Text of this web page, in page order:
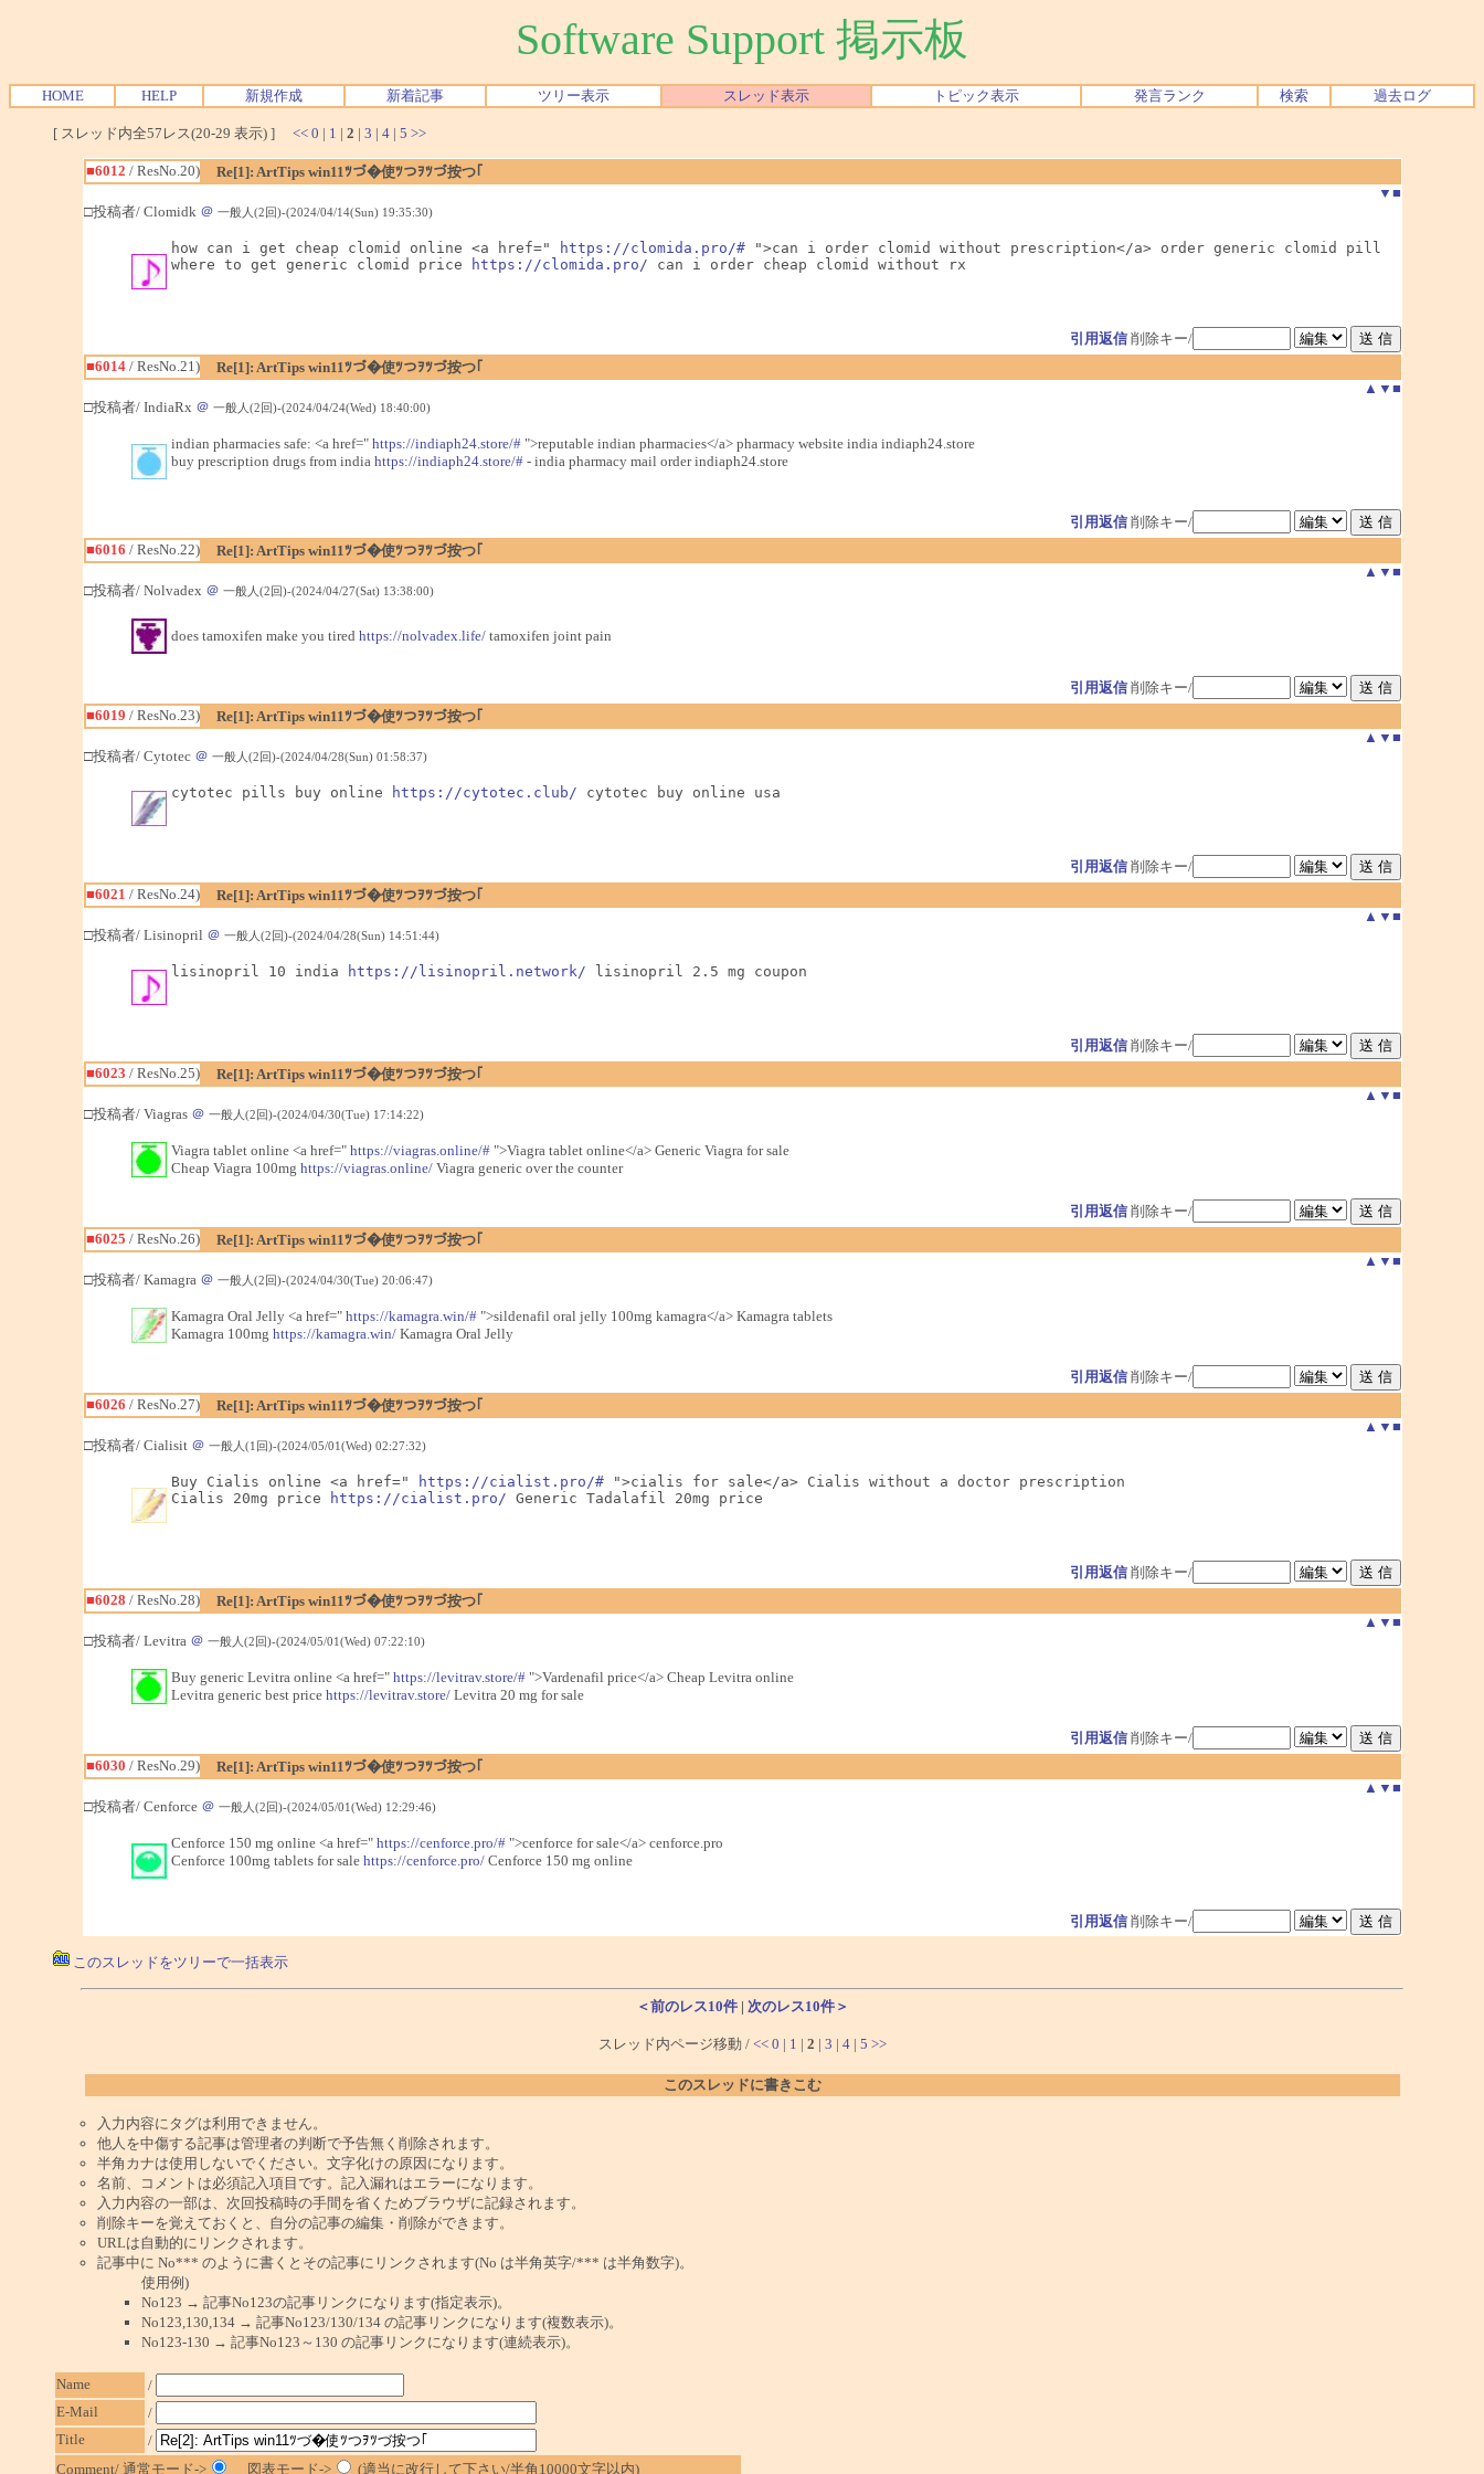
Software Support 掲示板
HOME HELP 新規作成 新着記事 ツリー表示 スレッド表示 トピック表示 発言ランク 検索 過去ログ
[ スレッド内全57レス(20-29 表示) ] << 0 | 1 | 2 | 3 | 4 | 5 >>
■6012 / ResNo.20)
Re[1]: ArtTips win11ﾂづ�使ﾂつｦﾂづ按つ｢
▼ ■
□投稿者/ Clomidk ＠ 一般人(2回)-(2024/04/14(Sun) 19:35:30)
how can i get cheap clomid online <a href=" https://clomida.pro/# ">can i order clomid without prescription</a> order generic clomid pill
where to get generic clomid price
https://clomida.pro/ can i order cheap clomid without rx
引用返信 削除キー/
■6014/ ResNo.21)
Re[1]: ArtTips win11ﾂづ�使ﾂつｦﾂづ按つ｢
▲ ▼ ■
□投稿者/ IndiaRx ＠ 一般人(2回)-(2024/04/24(Wed) 18:40:00)
indian pharmacies safe: <a href=" https://indiaph24.store/#">reputable indian pharmacies</a> pharmacy website india indiaph24.store
buy prescription drugs from india https://indiaph24.store/#- india pharmacy mail order indiaph24.store
引用返信 削除キー/
■6016 / ResNo.22)
Re[1]: ArtTips win11ﾂづ�使ﾂつｦﾂづ按つ｢
▲ ▼ ■
□投稿者/ Nolvadex ＠ 一般人(2回)-(2024/04/27(Sat) 13:38:00)
does tamoxifen make you tired https://nolvadex.life/tamoxifen joint pain
引用返信 削除キー/
■6019 / ResNo.23)
Re[1]: ArtTips win11ﾂづ�使ﾂつｦﾂづ按つ｢
▲ ▼ ■
□投稿者/ Cytotec ＠ 一般人(2回)-(2024/04/28(Sun) 01:58:37)
cytotec pills buy online https://cytotec.club/ cytotec buy online usa
引用返信 削除キー/
■6021 / ResNo.24)
Re[1]: ArtTips win11ﾂづ�使ﾂつｦﾂづ按つ｢
▲ ▼ ■
□投稿者/ Lisinopril ＠ 一般人(2回)-(2024/04/28(Sun) 14:51:44)
lisinopril 10 india https://lisinopril.network/ lisinopril 2.5 mg coupon
引用返信 削除キー/
■6023 / ResNo.25)
Re[1]: ArtTips win11ﾂづ�使ﾂつｦﾂづ按つ｢
▲ ▼ ■
□投稿者/ Viagras ＠ 一般人(2回)-(2024/04/30(Tue) 17:14:22)
Viagra tablet online <a href=" https://viagras.online/#">Viagra tablet online</a> Generic Viagra for sale
Cheap Viagra 100mg https://viagras.online/Viagra generic over the counter
引用返信 削除キー/
■6025 / ResNo.26)
Re[1]: ArtTips win11ﾂづ�使ﾂつｦﾂづ按つ｢
▲ ▼ ■
□投稿者/ Kamagra ＠ 一般人(2回)-(2024/04/30(Tue) 20:06:47)
Kamagra Oral Jelly <a href=" https://kamagra.win/#">sildenafil oral jelly 100mg kamagra</a> Kamagra tablets
Kamagra 100mg https://kamagra.win/Kamagra Oral Jelly
引用返信 削除キー/
■6026 / ResNo.27)
Re[1]: ArtTips win11ﾂづ�使ﾂつｦﾂづ按つ｢
▲ ▼ ■
□投稿者/ Cialisit ＠ 一般人(1回)-(2024/05/01(Wed) 02:27:32)
Buy Cialis online <a href=" https://cialist.pro/# ">cialis for sale</a> Cialis without a doctor prescription
Cialis 20mg price
https://cialist.pro/ Generic Tadalafil 20mg price
引用返信 削除キー/
■6028 / ResNo.28)
Re[1]: ArtTips win11ﾂづ�使ﾂつｦﾂづ按つ｢
▲ ▼ ■
□投稿者/ Levitra ＠ 一般人(2回)-(2024/05/01(Wed) 07:22:10)
Buy generic Levitra online <a href=" https://levitrav.store/#">Vardenafil price</a> Cheap Levitra online
Levitra generic best price https://levitrav.store/Levitra 20 mg for sale
引用返信 削除キー/
■6030 / ResNo.29)
Re[1]: ArtTips win11ﾂづ�使ﾂつｦﾂづ按つ｢
▲ ▼ ■
□投稿者/ Cenforce ＠ 一般人(2回)-(2024/05/01(Wed) 12:29:46)
Cenforce 150 mg online <a href=" https://cenforce.pro/#">cenforce for sale</a> cenforce.pro
Cenforce 100mg tablets for sale https://cenforce.pro/Cenforce 150 mg online
引用返信 削除キー/
このスレッドをツリーで一括表示
＜前のレス10件| 次のレス10件＞
スレッド内ページ移動 / << 0 | 1 | 2 | 3 | 4| 5 >>
このスレッドに書きこむ
入力内容にタグは利用できません。
他人を中傷する記事は管理者の判断で予告無く削除されます。
半角カナは使用しないでください。文字化けの原因になります。
名前、コメントは必須記入項目です。記入漏れはエラーになります。
入力内容の一部は、次回投稿時の手間を省くためブラウザに記録されます。
削除キーを覚えておくと、自分の記事の編集・削除ができます。
URLは自動的にリンクされます。
記事中に No*** のように書くとその記事にリンクされます(No は半角英字/*** は半角数字)。
使用例)
No123 → 記事No123の記事リンクになります(指定表示)。
No123,130,134 → 記事No123/130/134 の記事リンクになります(複数表示)。
No123-130 → 記事No123～130 の記事リンクになります(連続表示)。
Name
/
E-Mail
/
Title
/
Comment/ 通常モード->
図表モード-> (適当に改行して下さい/半角10000文字以内)